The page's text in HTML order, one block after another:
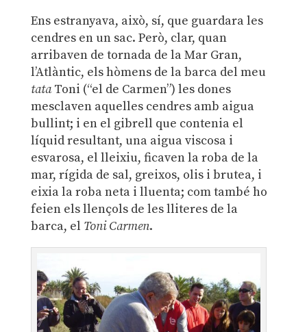
Ens estranyava, això, sí, que guardara les
cendres en un sac. Però, clar, quan
arribaven de tornada de la Mar Gran,
l’Atlàntic, els hòmens de la barca del meu
tataToni (“el de Carmen”) les dones
mesclaven aquelles cendres amb aigua
bullint; i en el gibrell que contenia el
líquid resultant, una aigua viscosa i
esvarosa, el lleixiu, ficaven la roba de la
mar, rígida de sal, greixos, olis i brutea, i
eixia la roba neta i lluenta; com també ho
feien els llençols de les lliteres de la
barca, el Toni Carmen.